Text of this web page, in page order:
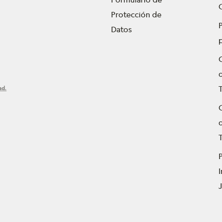
Protección de
Datos